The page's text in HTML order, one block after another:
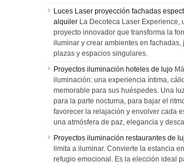
Luces Laser proyección fachadas
alquiler La Decoteca Laser Experience,
proyecto innovador que transforma la
iluminar y crear ambientes en fachadas,
plazas y espacios singulares.
Proyectos iluminación hoteles de lujo
iluminación: una experiencia íntima,
memorable para sus huéspedes. Una
para la parte nocturna, para bajar el
favorecer la relajación y envolver cada
una atmósfera de paz, elegancia y
Proyectos iluminación restaurantes de
limita a iluminar. Convierte la estancia
refugio emocional. Es la elección ideal